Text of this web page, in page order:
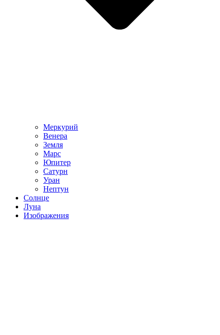
Меркурий
Венера
Земля
Марс
Юпитер
Сатурн
Уран
Нептун
Солнце
Луна
Изображения